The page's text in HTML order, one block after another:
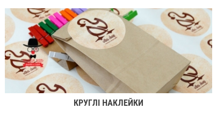
КРУГЛІ НАКЛЕЙКИ